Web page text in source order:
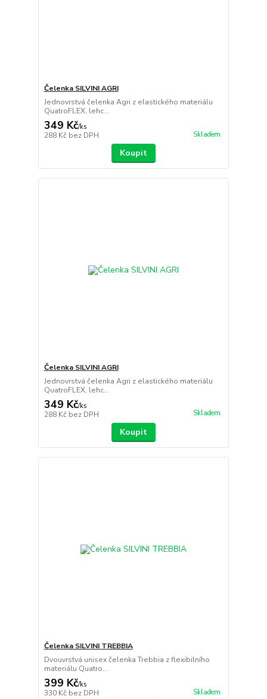
Čelenka SILVINI AGRI
Jednovrstvá čelenka Agri z elastického materiálu
QuatroFLEX, lehc...
349 Kč/ks
288 Kč bez DPH Skladem
Koupit
Čelenka SILVINI AGRI
Jednovrstvá čelenka Agri z elastického materiálu
QuatroFLEX, lehc...
349 Kč/ks
288 Kč bez DPH Skladem
Koupit
Čelenka SILVINI TREBBIA
Dvouvrstvá unisex čelenka Trebbia z flexibilního
materiálu Quatro...
399 Kč/ks
330 Kč bez DPH Skladem